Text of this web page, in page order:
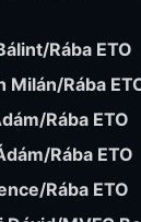
Rába ETO
Milán/Rába
Rába ETO
Rába ETO
Rába ETO